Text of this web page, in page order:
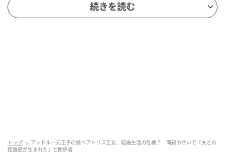
アトリス王女と妹のユージェニー王女の名前も度々登
場している。2人もエプスタインとの関係で利益を得て
続きを読む
トップ
アンドルー元王子の娘ベアトリス王女、結婚生活の危機？ 両親のせいで「夫との
距離感が生まれた」と関係者